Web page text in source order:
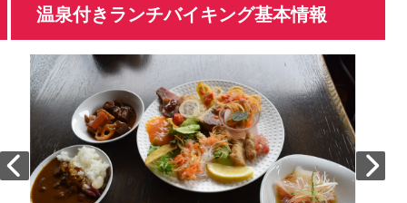
温泉付きランチバイキング基本情報